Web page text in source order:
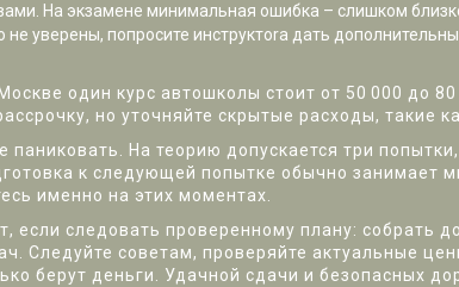
На экзамене минимальная ошибка – слишком
не уверены, попросите инструктora дать
один курс автошколы стоит от 50 000 до
но уточняйте скрытые расходы, такие
паниковать. На теорию допускается три
к следующей попытке обычно занимает
именно на этих моментах.
если следовать проверенному плану: собрать
Следуйте советам, проверяйте актуальные
берут деньги. Удачной сдачи и безопасных